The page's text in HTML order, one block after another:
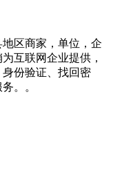
区商家，单位，企
互联网企业提供，
份验证、找回密
。。